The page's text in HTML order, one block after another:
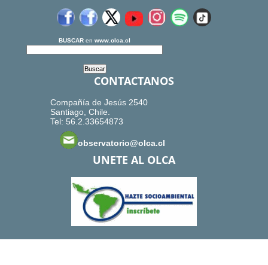
BUSCAR en www.olca.cl
CONTACTANOS
Compañía de Jesús 2540
Santiago, Chile.
Tel: 56.2.33654873
observatorio@olca.cl
UNETE AL OLCA